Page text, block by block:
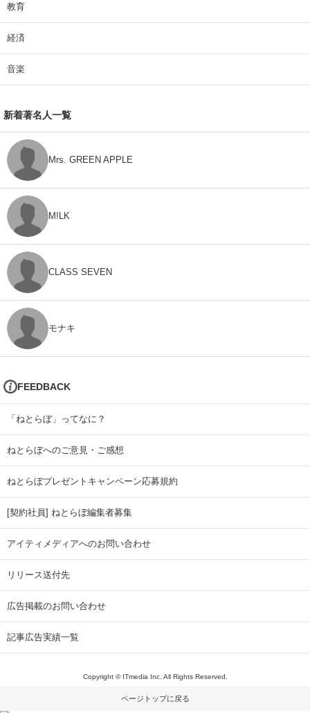
教育
経済
音楽
新着著名人一覧
Mrs. GREEN APPLE
M!LK
CLASS SEVEN
モナキ
FEEDBACK
「ねとらぼ」ってなに？
ねとらぼへのご意見・ご感想
ねとらぼプレゼントキャンペーン応募規約
[契約社員] ねとらぼ編集者募集
アイティメディアへのお問い合わせ
リリース送付先
広告掲載のお問い合わせ
記事広告実績一覧
Copyright © ITmedia Inc. All Rights Reserved.
ページトップに戻る